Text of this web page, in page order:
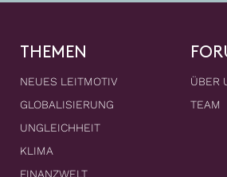
THEMEN
NEUES LEITMOTIV
GLOBALISIERUNG
UNGLEICHHEIT
KLIMA
FINANZWELT
ÜBER
TEAM